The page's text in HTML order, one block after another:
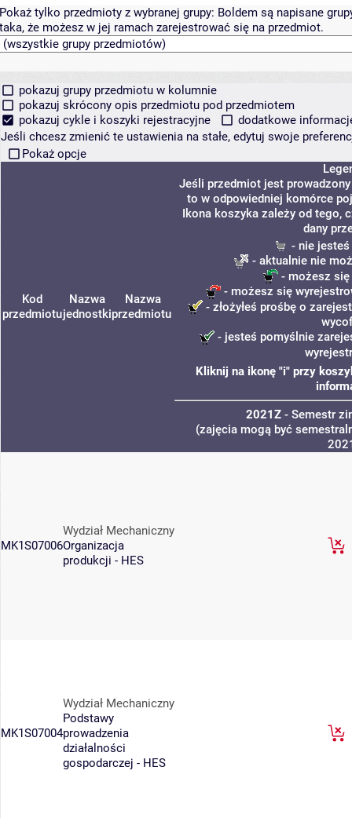
Pokaż tylko przedmioty z wybranej grupy: Boldem są napisane
taka, że możesz w jej ramach zarejestrować się na przedmiot.
pokazuj grupy przedmiotu w kolumnie
pokazuj skrócony opis przedmiotu pod przedmiotem
pokazuj cykle i koszyki rejestracyjne
dodatkowe
Jeśli chcesz zmienić te ustawienia na stałe, edytuj swoje
Pokaż opcje
Kod
przedmiotu
Nazwa
jednostki
Nazwa
przedmiotu
Jeśli przedmiot jest
to w odpowiedniej komórce
Ikona koszyka zależy od tego,
dany
- nie
- aktualnie nie
- możesz się
- możesz się
- złożyłeś prośbę o
- jesteś pomyślnie
Kliknij na ikonę "i" przy
2021Z - Semestr
(zajęcia mogą być
MK1S07006
Wydział Mechaniczny
Organizacja
produkcji - HES
MK1S07004
Wydział Mechaniczny
Podstawy
prowadzenia
działalności
gospodarczej - HES